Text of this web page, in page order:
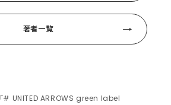
著者一覧
「# UNITED ARROWS green label